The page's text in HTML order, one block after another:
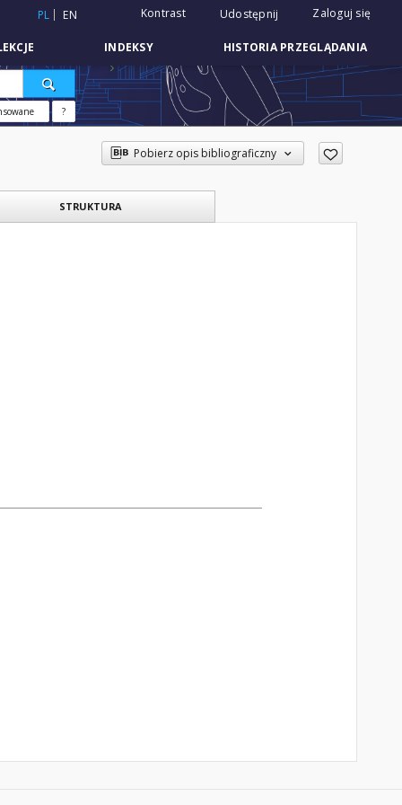
PL EN Kontrast Udostępnij Zaloguj się
INDEKSY HISTORIA PRZEGLĄDANIA
?
Pobierz opis bibliograficzny
STRUKTURA